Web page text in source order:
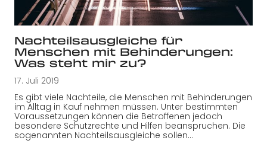
Nachteilsausgleiche für
Menschen mit Behinderungen:
Was steht mir zu?
17. Juli 2019
Es gibt viele Nachteile, die Menschen mit Behinderungen
im Alltag in Kauf nehmen müssen. Unter bestimmten
Voraussetzungen können die Betroffenen jedoch
besondere Schutzrechte und Hilfen beanspruchen. Die
sogenannten Nachteilsausgleiche sollen…